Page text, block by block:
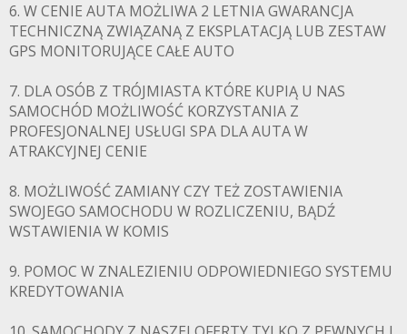
6. W CENIE AUTA MOŻLIWA 2 LETNIA GWARANCJA
TECHNICZNĄ ZWIĄZANĄ Z EKSPLATACJĄ LUB ZESTAW
GPS MONITORUJĄCE CAŁE AUTO
7. DLA OSÓB Z TRÓJMIASTA KTÓRE KUPIĄ U NAS
SAMOCHÓD MOŻLIWOŚĆ KORZYSTANIA Z
PROFESJONALNEJ USŁUGI SPA DLA AUTA W
ATRAKCYJNEJ CENIE
8. MOŻLIWOŚĆ ZAMIANY CZY TEŻ ZOSTAWIENIA
SWOJEGO SAMOCHODU W ROZLICZENIU, BĄDŹ
WSTAWIENIA W KOMIS
9. POMOC W ZNALEZIENIU ODPOWIEDNIEGO SYSTEMU
KREDYTOWANIA